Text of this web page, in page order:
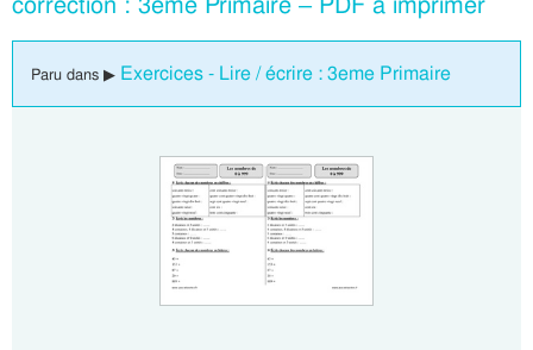
Paru dans ▶ Exercices - Lire / écrire : 3eme Primaire